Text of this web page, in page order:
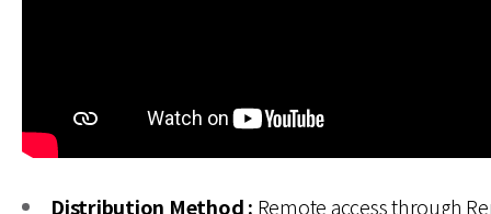
Distribution Method : Remote access through